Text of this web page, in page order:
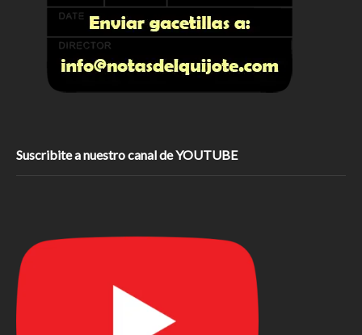
Suscribite a nuestro canal de YOUTUBE